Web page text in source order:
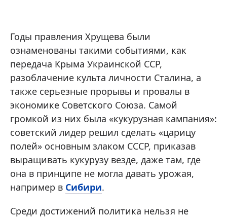
Годы правления Хрущева были
ознаменованы такими событиями, как
передача Крыма Украинской ССР,
разоблачение культа личности Сталина, а
также серьезные прорывы и провалы в
экономике Советского Союза. Самой
громкой из них была «кукурузная кампания»:
советский лидер решил сделать «царицу
полей» основным злаком СССР, приказав
выращивать кукурузу везде, даже там, где
она в принципе не могла давать урожая,
например в Сибири.
Среди достижений политика нельзя не